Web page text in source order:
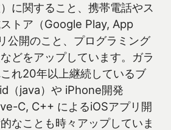
）に関すること、携帯電話やス
トア（Google Play, App
公開のこと、プログラミング
どをアップしています。ガラ
れ20年以上継続しているブ
（java）や iPhone開発
C, C++ によるiOSアプリ開
なことも時々アップしていま